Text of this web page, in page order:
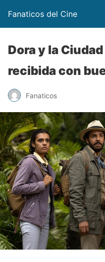
Fanaticos del Cine
Dora y la
recibida con
Fanaticos